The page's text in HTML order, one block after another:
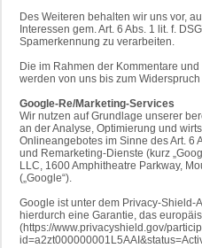
Des Weiteren behalten wir uns vor,
Interessen gem. Art. 6 Abs. 1 lit. f.
Spamerkennung zu verarbeiten.
Die im Rahmen der Kommentare
werden von uns bis zum
Google-Re/Marketing-Services
Wir nutzen auf Grundlage unserer
an der Analyse, Optimierung und
Onlineangebotes im Sinne des Art. 6
und Remarketing-Dienste (kurz
LLC, 1600 Amphitheatre Parkway,
(„Google“).
Google ist unter dem Privacy-Shield-
hierdurch eine Garantie, das
(https://www.privacyshield.gov/